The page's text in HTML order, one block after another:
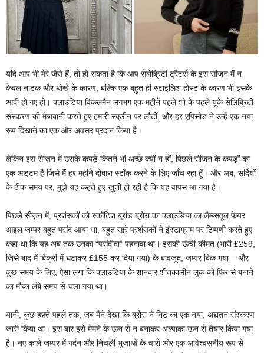
यदि आप भी मेरे जैसे हैं, तो हो सकता है कि आप सेलेब्रिटी ट्रैटर्स के इस सीज़न में न
केवल नाटक और धोखे के कारण, बल्कि एक बहुत ही स्टाइलिश होस्ट के कारण भी इसके
आदी हो गए हों। क्लाउडिया विंकलमैन लगभग एक महीने पहले शो के पहले यूके सेलिब्रिटी
संस्करण की मेजबानी करते हुए हमारी स्क्रीन पर लौटीं, और हर एपिसोड ने उन्हें एक नया
रूप दिखाने का एक और अवसर प्रदान किया है।
लेकिन इस सीज़न में उसके कपड़े कितने भी अच्छे क्यों न हों, पिछले सीज़न के कपड़ों का
एक आइटम है जिसे मैं हर महीने दोबारा स्टॉक करने के लिए जाँच रहा हूँ। और अब, सर्दियों
के ठीक समय पर, मुझे यह कहते हुए खुशी हो रही है कि यह वापस आ गया है।
पिछले सीज़न में, प्रशंसकों को स्कॉटिश ब्रांड ब्रोरा का क्लाउडिया का लैम्ब्सवूल फेयर
आइल जम्पर बहुत पसंद आया था, बहुत सारे प्रशंसकों ने इंस्टाग्राम पर टिप्पणी करते हुए
कहा था कि यह अब तक उनका “पसंदीदा” पहनावा था। इसकी ऊंची कीमत (भारी £259,
जिसे बाद में बिक्री में घटाकर £155 कर दिया गया) के बावजूद, जम्पर बिक गया – और
कुछ समय के लिए, ऐसा लगा कि क्लाउडिया के शानदार शीतकालीन लुक को फिर से बनाने
का मौका लंबे समय से चला गया था।
यानी, कुछ हफ़्ते पहले तक, जब मैंने देखा कि ब्रोरा ने निट का एक नया, अद्यतन संस्करण
जारी किया था। इस बार इसे मेमने के ऊन से न बनाकर अल्पाका ऊन से तैयार किया गया
है। नए काले जम्पर में गर्दन और निचली भुजाओं के चारों ओर एक अविश्वसनीय रूप से